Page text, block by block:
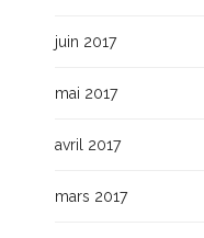
juin 2017
mai 2017
avril 2017
mars 2017